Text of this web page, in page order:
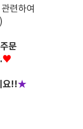
련하여
문
♥
요!!★